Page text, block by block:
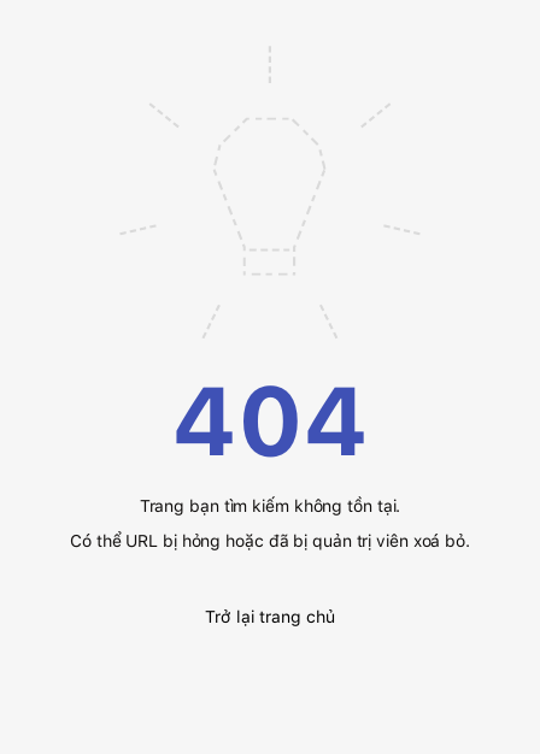
404
Trang bạn tìm kiếm không tồn tại.
Có thể URL bị hỏng hoặc đã bị quản trị viên xoá bỏ.
Trở lại trang chủ